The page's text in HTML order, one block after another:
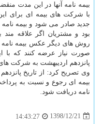
بیمه نامه آنها در این مدت
با شركت های بیمه ای برای
جدید صادر می شود و بیمه
بود و مشتریان اگر علاقه مند
روش های دیگر عكس بیمه نامه
صورت نیاز عرضه كنند كه با
پانزدهم اردیبهشت به شركت
وی تصریح كرد: از تاریخ
بیمه ای رجوع و نسبت به
نامه دریافت شود.
1398/12/21
14:43:27